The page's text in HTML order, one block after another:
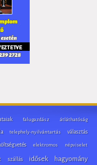
falugazdász átláthatóság
telephely-nyilvántartás választás
költségvetés elektromos népviselet
szállás idősek hagyomány